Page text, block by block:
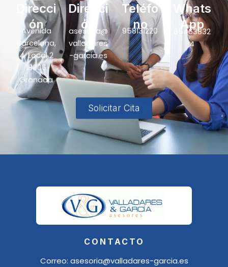
Direcci
ón
Avenida
Barcelona,
4, Local 2
18006
Granada
Direcci
ón
asesoria@
valladares
-garcia.es
Teléfo
no
958131220
Whats
App
65463832
4
Solicitar Cita
CONTACTO
Correo: asesoria@valladares-garcia.es